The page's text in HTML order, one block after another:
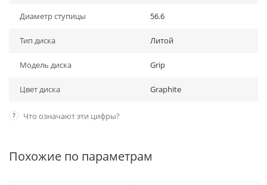
Диаметр ступицы 56.6
Тип диска Литой
Модель диска Grip
Цвет диска Graphite
? Что означают эти цифры?
Похожие по параметрам